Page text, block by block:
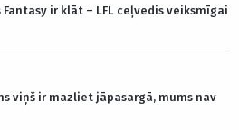
Fantasy ir klāt – LFL ceļvedis veiksmīgai
viņš ir mazliet jāpasargā, mums nav